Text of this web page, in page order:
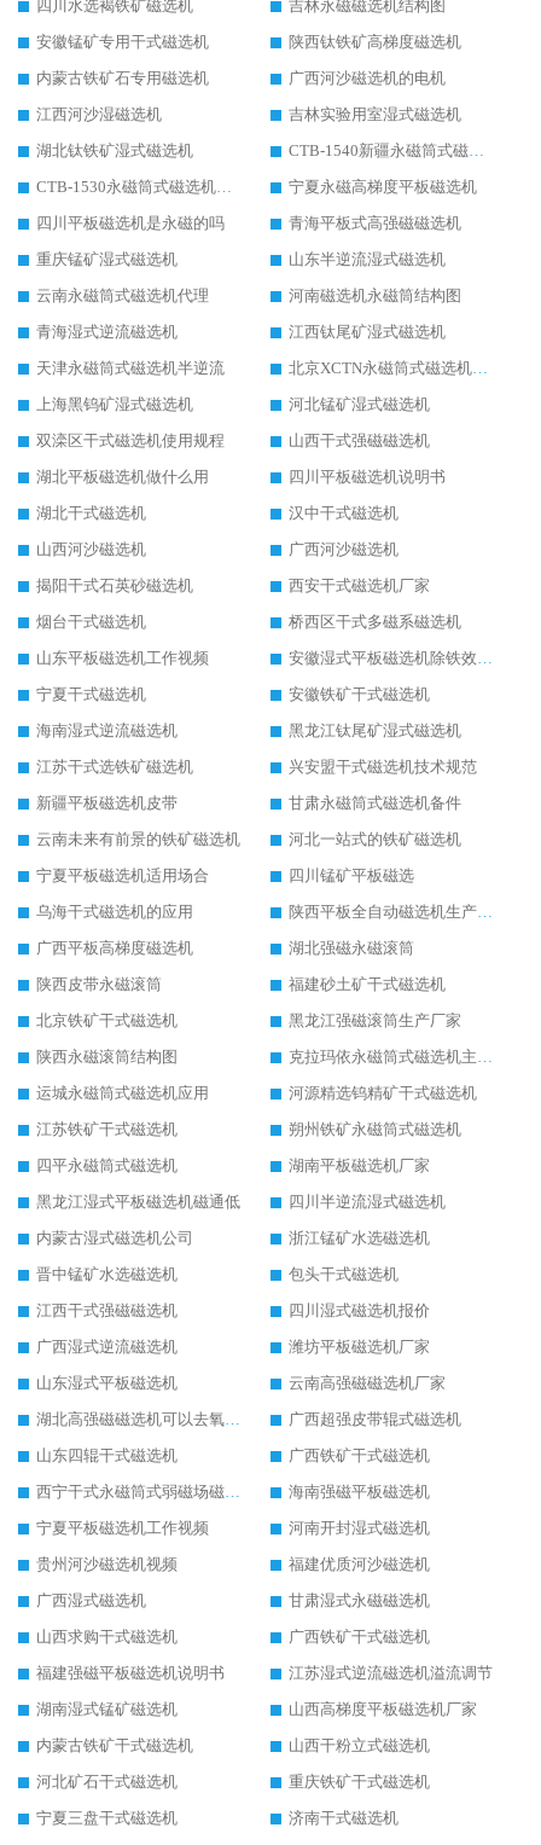
四川水选褐铁矿磁选机
吉林永磁磁选机结构图
安徽锰矿专用干式磁选机
陕西钛铁矿高梯度磁选机
内蒙古铁矿石专用磁选机
广西河沙磁选机的电机
江西河沙湿磁选机
吉林实验用室湿式磁选机
湖北钛铁矿湿式磁选机
CTB-1540新疆永磁筒式磁选机
CTB-1530永磁筒式磁选机代理商
宁夏永磁高梯度平板磁选机
四川平板磁选机是永磁的吗
青海平板式高强磁磁选机
重庆锰矿湿式磁选机
山东半逆流湿式磁选机
云南永磁筒式磁选机代理
河南磁选机永磁筒结构图
青海湿式逆流磁选机
江西钛尾矿湿式磁选机
天津永磁筒式磁选机半逆流
北京XCTN永磁筒式磁选机磁块位置
上海黑钨矿湿式磁选机
河北锰矿湿式磁选机
双滦区干式磁选机使用规程
山西干式强磁磁选机
湖北平板磁选机做什么用
四川平板磁选机说明书
湖北干式磁选机
汉中干式磁选机
山西河沙磁选机
广西河沙磁选机
揭阳干式石英砂磁选机
西安干式磁选机厂家
烟台干式磁选机
桥西区干式多磁系磁选机
山东平板磁选机工作视频
安徽湿式平板磁选机除铁效果怎么样
宁夏干式磁选机
安徽铁矿干式磁选机
海南湿式逆流磁选机
黑龙江钛尾矿湿式磁选机
江苏干式选铁矿磁选机
兴安盟干式磁选机技术规范
新疆平板磁选机皮带
甘肃永磁筒式磁选机备件
云南未来有前景的铁矿磁选机
河北一站式的铁矿磁选机
宁夏平板磁选机适用场合
四川锰矿平板磁选
乌海干式磁选机的应用
陕西平板全自动磁选机生产厂家
广西平板高梯度磁选机
湖北强磁永磁滚筒
陕西皮带永磁滚筒
福建砂土矿干式磁选机
北京铁矿干式磁选机
黑龙江强磁滚筒生产厂家
陕西永磁滚筒结构图
克拉玛依永磁筒式磁选机主要技术参数
运城永磁筒式磁选机应用
河源精选钨精矿干式磁选机
江苏铁矿干式磁选机
朔州铁矿永磁筒式磁选机
四平永磁筒式磁选机
湖南平板磁选机厂家
黑龙江湿式平板磁选机磁通低
四川半逆流湿式磁选机
内蒙古湿式磁选机公司
浙江锰矿水选磁选机
晋中锰矿水选磁选机
包头干式磁选机
江西干式强磁磁选机
四川湿式磁选机报价
广西湿式逆流磁选机
潍坊平板磁选机厂家
山东湿式平板磁选机
云南高强磁磁选机厂家
湖北高强磁磁选机可以去氧化铝
广西超强皮带辊式磁选机
山东四辊干式磁选机
广西铁矿干式磁选机
西宁干式永磁筒式弱磁场磁选机结构图
海南强磁平板磁选机
宁夏平板磁选机工作视频
河南开封湿式磁选机
贵州河沙磁选机视频
福建优质河沙磁选机
广西湿式磁选机
甘肃湿式永磁磁选机
山西求购干式磁选机
广西铁矿干式磁选机
福建强磁平板磁选机说明书
江苏湿式逆流磁选机溢流调节
湖南湿式锰矿磁选机
山西高梯度平板磁选机厂家
内蒙古铁矿干式磁选机
山西干粉立式磁选机
河北矿石干式磁选机
重庆铁矿干式磁选机
宁夏三盘干式磁选机
济南干式磁选机